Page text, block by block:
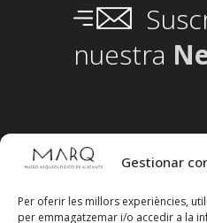
Gestionar
Per oferir les millors experiències,
per emmagatzemar i/o accedir a la
nuestra